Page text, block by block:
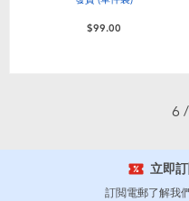
$99.00
6
立即
訂閲電郵了解我